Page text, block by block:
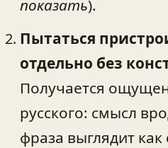
показать).
Пытаться
отдельно без
Получается
русского: смысл
фраза выглядит